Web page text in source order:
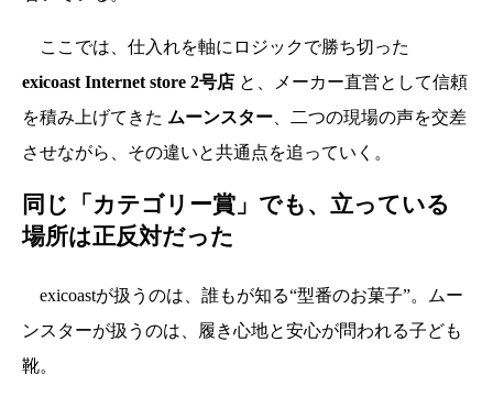
ここでは、仕入れを軸にロジックで勝ち切った
exicoast Internet store 2号店 と、メーカー直営として信頼
を積み上げてきた ムーンスター 、二つの現場の声を交差
させながら、その違いと共通点を追っていく。
同じ「カテゴリー賞」でも、立っている
場所は正反対だった
exicoastが扱うのは、誰もが知る“型番のお菓子”。ムー
ンスターが扱うのは、履き心地と安心が問われる子ども
靴。